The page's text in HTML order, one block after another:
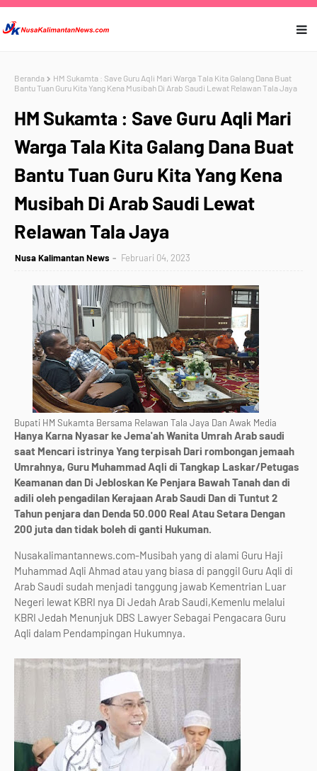
Beranda
HM Sukamta : Save Guru Aqli Mari Warga Tala Kita Galang Dana Buat
Bantu Tuan Guru Kita Yang Kena Musibah Di Arab Saudi Lewat Relawan Tala Jaya
HM Sukamta : Save Guru Aqli Mari
Warga Tala Kita Galang Dana Buat
Bantu Tuan Guru Kita Yang Kena
Musibah Di Arab Saudi Lewat
Relawan Tala Jaya
Nusa Kalimantan News Februari 04, 2023
Bupati HM Sukamta Bersama Relawan Tala Jaya Dan Awak Media
Hanya Karna Nyasar ke Jema'ah Wanita Umrah Arab saudi
saat Mencari istrinya Yang terpisah Dari rombongan jemaah
Umrahnya, Guru Muhammad Aqli di Tangkap Laskar/Petugas
Keamanan dan Di Jebloskan Ke Penjara Bawah Tanah dan di
adili oleh pengadilan Kerajaan Arab Saudi Dan di Tuntut 2
Tahun penjara dan Denda 50.000 Real Atau Setara Dengan
200 juta dan tidak boleh di ganti Hukuman.
Nusakalimantannews.com-Musibah yang di alami Guru Haji
Muhammad Aqli Ahmad atau yang biasa di panggil Guru Aqli di
Arab Saudi sudah menjadi tanggung jawab Kementrian Luar
Negeri lewat KBRI nya Di Jedah Arab Saudi,Kemenlu melalui
KBRI Jedah Menunjuk DBS Lawyer Sebagai Pengacara Guru
Aqli dalam Pendampingan Hukumnya.